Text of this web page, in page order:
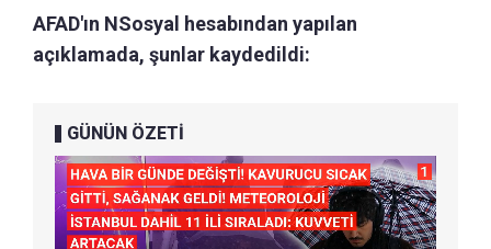
AFAD'ın NSosyal hesabından yapılan
açıklamada, şunlar kaydedildi:
GÜNÜN ÖZETİ